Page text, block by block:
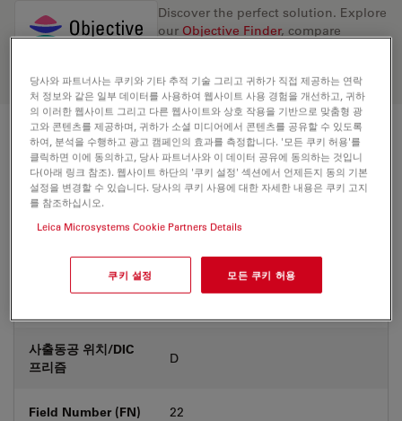
Discover the perfect solution. Explore
our Objective Finder, compare
기술 사양
상품 번호
보정링(CORR) -
사출동공 위치/DIC
프리즘
D
Field Number (FN) 22
당사와 파트너사는 쿠키와 기타 추적 기술 그리고 귀하가 직접 제공하는 연락
처 정보와 같은 일부 데이터를 사용하여 웹사이트 사용 경험을 개선하고, 귀하
의 이러한 웹사이트 그리고 다른 웹사이트와 상호 작용을 기반으로 맞춤형 광
고와 콘텐츠를 제공하며, 귀하가 소셜 미디어에서 콘텐츠를 공유할 수 있도록
하여, 분석을 수행하고 광고 캠페인의 효과를 측정합니다. '모든 쿠키 허용'를
클릭하면 이에 동의하고, 당사 파트너사와 이 데이터 공유에 동의하는 것입니
다(아래 링크 참조). 웹사이트 하단의 '쿠키 설정' 섹션에서 언제든지 동의 기본
설정을 변경할 수 있습니다. 당사의 쿠키 사용에 대한 자세한 내용은 쿠키 고지
를 참조하십시오.
Leica Microsystems Cookie Partners Details
쿠키 설정 모든 쿠키 허용